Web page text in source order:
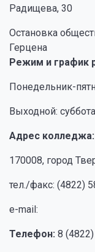
Радищева, 30
Остановка
Герцена
Режим и график
Понедельник-
Выходной:
Адрес колледжа:
170008, город
тел./факс: (4822)
e-mail:
Телефон: 8